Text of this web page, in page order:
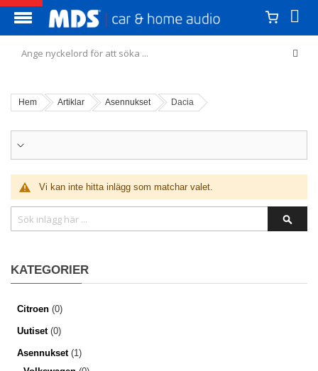
Hem Artiklar Asennukset Dacia
Vi kan inte hitta inlägg som matchar valet.
KATEGORIER
Citroen (0)
Uutiset(0)
Asennukset(1)